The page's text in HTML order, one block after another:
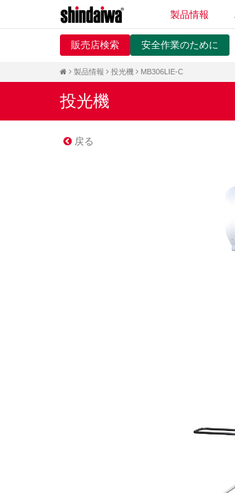
製品情報
販売店検索 安全作業のために
製品情報 投光機 MB306LIE-C
投光機
戻る